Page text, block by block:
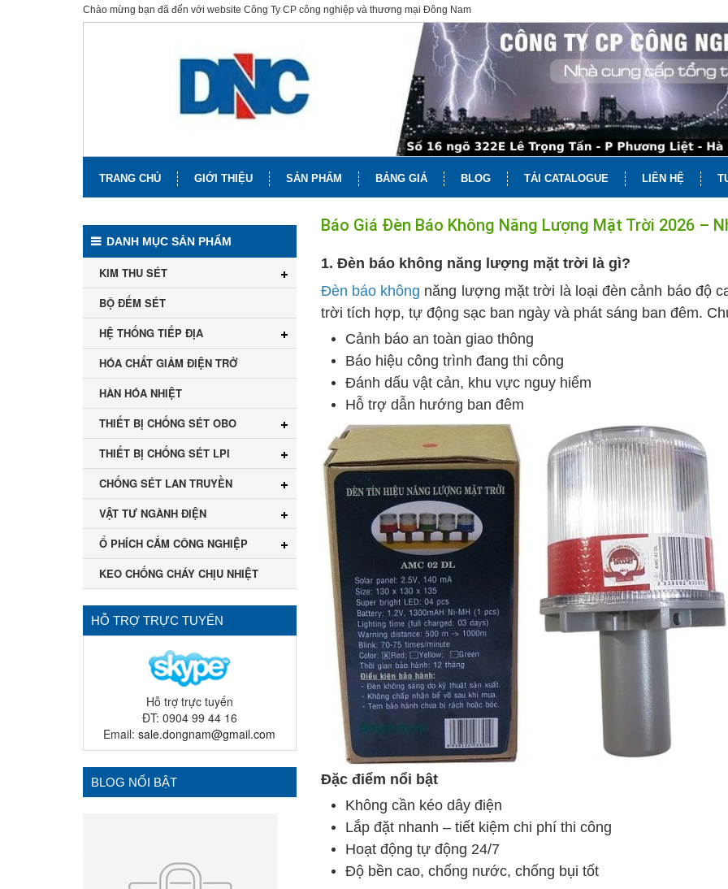
Chào mừng bạn đã đến với website Công Ty CP công nghiệp và thương mại Đông Nam
TRANG CHỦ GIỚI THIỆU SẢN PHẨM BẢNG GIÁ BLOG TẢI CATALOGUE LIÊN HỆ
Báo Giá Đèn Báo Không Năng Lượng Mặt Trời 2026 –
1. Đèn báo không năng lượng mặt trời là gì?
Đèn báo không năng lượng mặt trời là loại đèn cảnh báo độ
trời tích hợp, tự động sạc ban ngày và phát sáng ban đêm.
Cảnh báo an toàn giao thông
Báo hiệu công trình đang thi công
Đánh dấu vật cản, khu vực nguy hiểm
Hỗ trợ dẫn hướng ban đêm
Đặc điểm nổi bật
Không cần kéo dây điện
Lắp đặt nhanh – tiết kiệm chi phí thi công
Hoạt động tự động 24/7
Độ bền cao, chống nước, chống bụi tốt
DANH MỤC SẢN PHẨM
KIM THU SÉT
BỘ ĐẾM SÉT
HỆ THỐNG TIẾP ĐỊA
HÓA CHẤT GIẢM ĐIỆN TRỞ
HÀN HÓA NHIỆT
THIẾT BỊ CHỐNG SÉT OBO
THIẾT BỊ CHỐNG SÉT LPI
CHỐNG SÉT LAN TRUYỀN
VẬT TƯ NGÀNH ĐIỆN
Ổ PHÍCH CẮM CÔNG NGHIỆP
KEO CHỐNG CHÁY CHỊU NHIỆT
HỖ TRỢ TRỰC TUYẾN
Hỗ trợ trực tuyến
ĐT: 0904 99 44 16
Email:sale.dongnam@gmail.com
BLOG NỔI BẬT